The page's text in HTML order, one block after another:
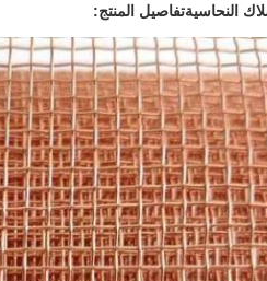
النحاسيةتفاصيل المنتج: